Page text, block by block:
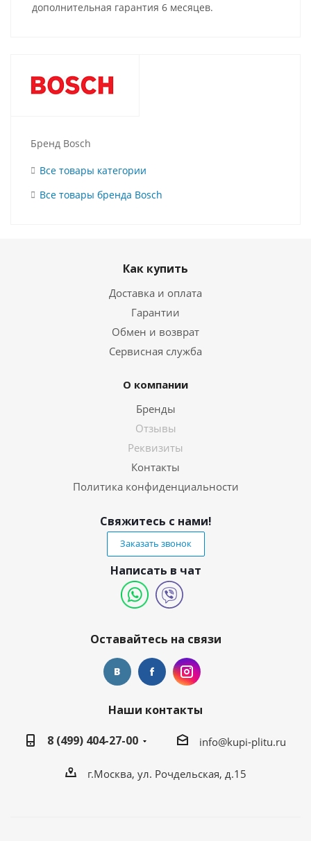
дополнительная гарантия 6 месяцев.
Бренд Bosch
Все товары категории
Все товары бренда Bosch
Как купить
Доставка и оплата
Гарантии
Обмен и возврат
Сервисная служба
О компании
Бренды
Отзывы
Реквизиты
Контакты
Политика конфиденциальности
Свяжитесь с нами!
Заказать звонок
Написать в чат
Оставайтесь на связи
Наши контакты
8 (499) 404-27-00
info@kupi-plitu.ru
г.Москва, ул. Рочдельская, д.15